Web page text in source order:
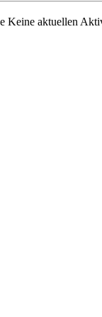
Keine aktuellen